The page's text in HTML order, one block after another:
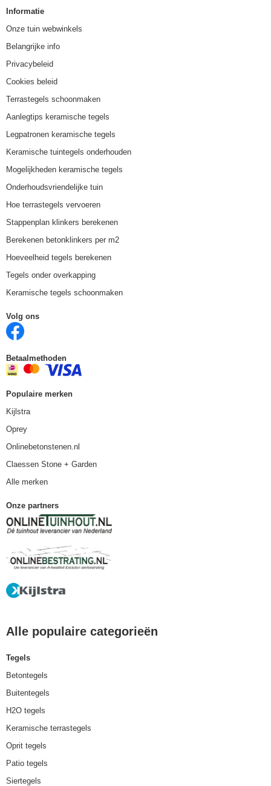
Informatie
Onze tuin webwinkels
Belangrijke info
Privacybeleid
Cookies beleid
Terrastegels schoonmaken
Aanlegtips keramische tegels
Legpatronen keramische tegels
Keramische tuintegels onderhouden
Mogelijkheden keramische tegels
Onderhoudsvriendelijke tuin
Hoe terrastegels vervoeren
Stappenplan klinkers berekenen
Berekenen betonklinkers per m2
Hoeveelheid tegels berekenen
Tegels onder overkapping
Keramische tegels schoonmaken
Volg ons
Betaalmethoden
Populaire merken
Kijlstra
Oprey
Onlinebetonstenen.nl
Claessen Stone + Garden
Alle merken
Onze partners
Alle populaire categorieën
Tegels
Betontegels
Buitentegels
H2O tegels
Keramische terrastegels
Oprit tegels
Patio tegels
Siertegels